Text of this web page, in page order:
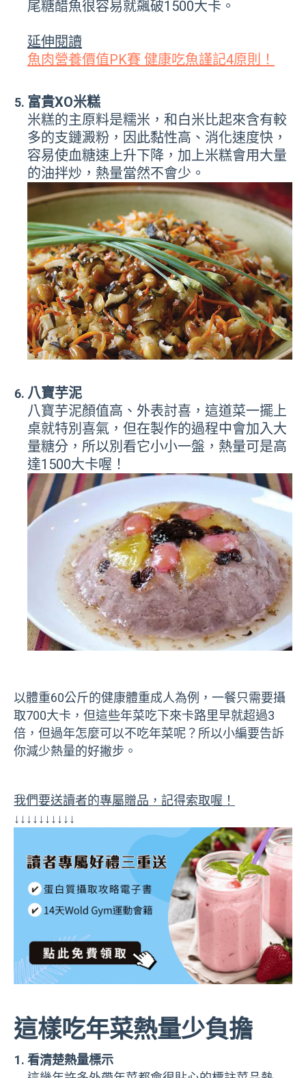
尾糖醋魚很容易就飆破1500大卡。
延伸閱讀
魚肉營養價值PK賽 健康吃魚謹記4原則！
富貴XO米糕
米糕的主原料是糯米，和白米比起來含有較
多的支鏈澱粉，因此黏性高、消化速度快，
容易使血糖速上升下降，加上米糕會用大量
的油拌炒，熱量當然不會少。
八寶芋泥
八寶芋泥顏值高、外表討喜，這道菜一擺上
桌就特別喜氣，但在製作的過程中會加入大
量糖分，所以別看它小小一盤，熱量可是高
達1500大卡喔！
以體重60公斤的健康體重成人為例，一餐只需要攝
取700大卡，但這些年菜吃下來卡路里早就超過3
倍，但過年怎麼可以不吃年菜呢？所以小編要告訴
你減少熱量的好撇步。
我們要送讀者的專屬贈品，記得索取喔！
↓↓↓↓↓↓↓↓↓↓
這樣吃年菜熱量少負擔
看清楚熱量標示